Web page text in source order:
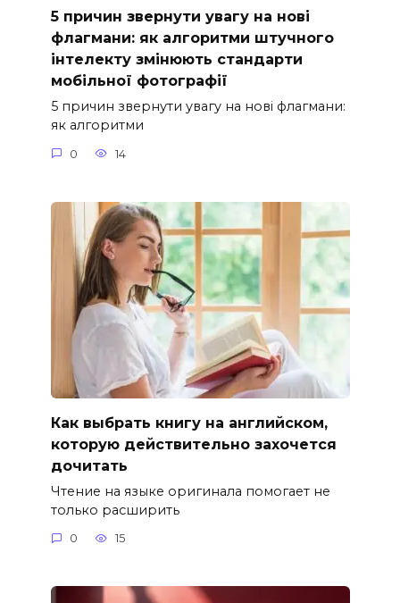
5 причин звернути увагу на нові
флагмани: як алгоритми штучного
інтелекту змінюють стандарти
мобільної фотографії
5 причин звернути увагу на нові флагмани:
як алгоритми
0 14
Как выбрать книгу на английском,
которую действительно захочется
дочитать
Чтение на языке оригинала помогает не
только расширить
0 15